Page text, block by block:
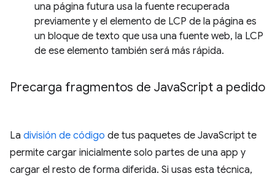
una página futura usa la fuente recuperada
previamente y el elemento de LCP de la página es
un bloque de texto que usa una fuente web, la LCP
de ese elemento también será más rápida.
Precarga fragmentos de JavaScript a pedido
La división de código de tus paquetes de JavaScript te
permite cargar inicialmente solo partes de una app y
cargar el resto de forma diferida. Si usas esta técnica,